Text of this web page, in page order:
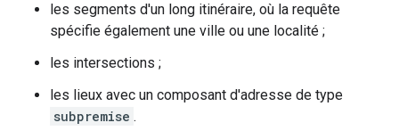
les segments d'un long itinéraire, où la requête
spécifie également une ville ou une localité ;
les intersections ;
les lieux avec un composant d'adresse de type
subpremise .